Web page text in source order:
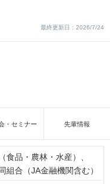
最終更新日：2026/7/24
・セミナー 先輩情報
食品・農林・水産）
組合（JA金融機関含む）